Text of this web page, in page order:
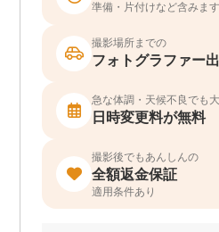
準備・片付けなど含みます
撮影場所までの
フォトグラファー
急な体調・天候不良でも
日時変更料が無料
撮影後でもあんしんの
全額返金保証
適用条件あり